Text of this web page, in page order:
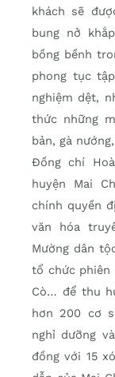
khách sẽ
bung nở
bồng bềnh
phong tục
nghiệm dệt,
thức những
bản, gà
Đồng chí
huyện Mai
chính quyền
văn hóa
Mường dân
tổ chức phiên
Cò… để thu
hơn 200 cơ
nghỉ dưỡng
đồng với 15